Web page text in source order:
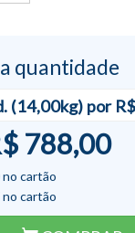
quantidade
788,00
no cartão
no cartão